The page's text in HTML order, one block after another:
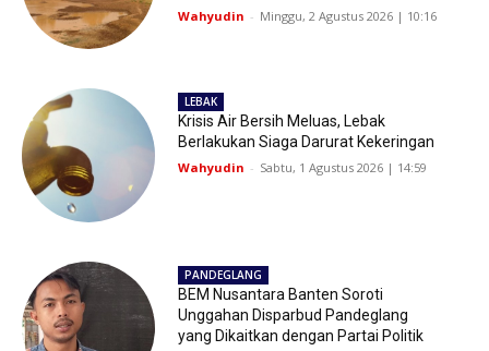
Wahyudin - Minggu, 2 Agustus 2026 | 10:16
LEBAK
Krisis Air Bersih Meluas, Lebak
Berlakukan Siaga Darurat Kekeringan
Wahyudin - Sabtu, 1 Agustus 2026 | 14:59
PANDEGLANG
BEM Nusantara Banten Soroti
Unggahan Disparbud Pandeglang
yang Dikaitkan dengan Partai Politik